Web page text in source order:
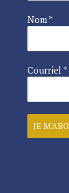
Nom *
Courriel *